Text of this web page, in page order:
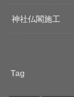
神社仏閣施工
Tag